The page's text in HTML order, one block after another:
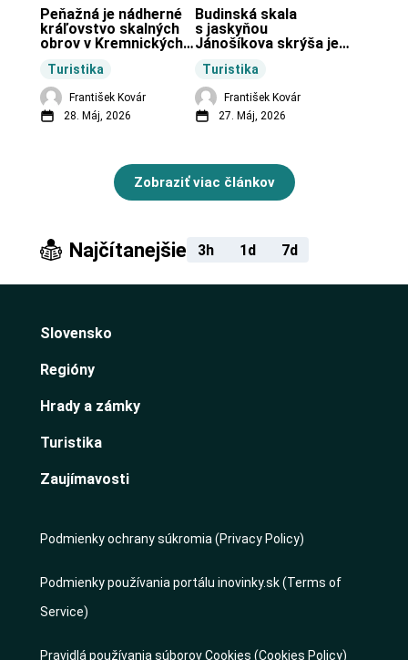
Turistika
Peňažná je nádherné
kráľovstvo skalných
obrov v Kremnických
František Kovár
28. Máj, 2026
Turistika
Budinská skala
s jaskyňou
Jánošíkova skrýša je
obci Budiná.
František Kovár
27. Máj, 2026
Zobraziť viac článkov
Najčítanejšie 3h 1d 7d
Slovensko
Regióny
Hrady a zámky
Turistika
Zaujímavosti
Podmienky ochrany súkromia (Privacy Policy)
Podmienky používania portálu inovinky.sk (Terms of
Service)
Pravidlá používania súborov Cookies (Cookies Policy)